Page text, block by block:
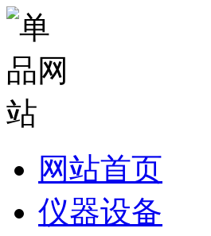
网站首页
仪器设备